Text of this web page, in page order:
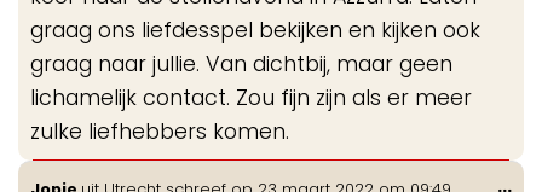
graag ons liefdesspel bekijken en kijken ook
graag naar jullie. Van dichtbij, maar geen
lichamelijk contact. Zou fijn zijn als er meer
zulke liefhebbers komen.
...